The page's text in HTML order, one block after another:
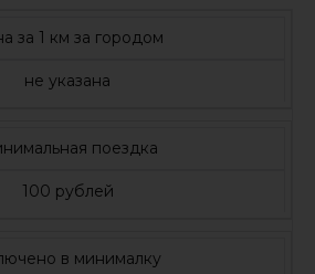
за 1 км за городом
не указана
поездка
100 рублей
в минималку